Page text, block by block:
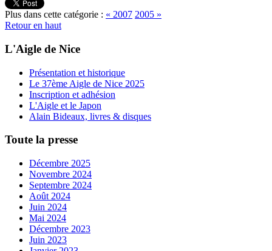
Plus dans cette catégorie : « 2007 2005 »
Retour en haut
L'Aigle de Nice
Présentation et historique
Le 37ème Aigle de Nice 2025
Inscription et adhésion
L'Aigle et le Japon
Alain Bideaux, livres & disques
Toute la presse
Décembre 2025
Novembre 2024
Septembre 2024
Août 2024
Juin 2024
Mai 2024
Décembre 2023
Juin 2023